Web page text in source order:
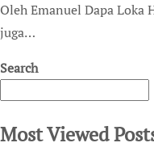
Oleh Emanuel Dapa Loka Hari ini (8/12), satu lagi sahabat berpulang. Yang ini teman bercanda, bergurau dan
juga…
Search
Most Viewed